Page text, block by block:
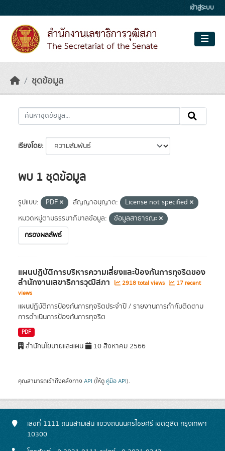
เข้าสู่ระบบ
ชุดข้อมูล
เรียงโดย
พบ 1 ชุดข้อมูล
รูปแบบ: PDF สัญญาอนุญาต:
License not specified
หมวดหมู่ตามธรรมาภิบาลข้อมูล:
ข้อมูลสาธารณะ
กรองผลลัพธ์
แผนปฏิบัติการบริหารความเสี่ยงและป้องกันการทุจริตของ
สํานักงานเลขาธิการวุฒิสภา 2918 total views
17 recent
views
แผนปฏิบัติการป้องกันการทุจริตประจำปี / รายงานการกำกับติดตาม
การดำเนินการป้องกันการทุจริต
PDF
สำนักนโยบายและแผน 10 สิงหาคม 2566
คุณสามารถเข้าถึงคลังทาง API (ให้ดู คู่มือ API).
เลขที่ 1111 ถนนสามเสน แขวงถนนนครไชยศรี เขตดุสิต กรุงเทพฯ
10300